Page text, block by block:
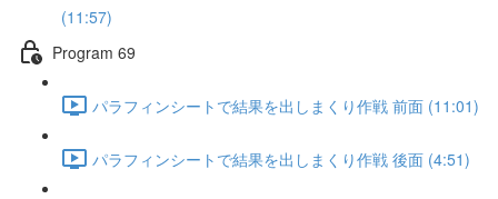
(11:57)
Program 69
パラフィンシートで結果を出しまくり作戦 前面 (11:01)
パラフィンシートで結果を出しまくり作戦 後面 (4:51)